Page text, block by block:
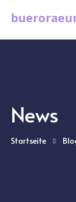
News
Startseite